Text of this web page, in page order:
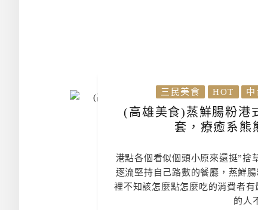
三民美食 HOT 中
(高雄美食)蒸鮮腸粉港
套，療癒系熊
港點各個看似個頭小原來還挺”捨
逐流堅持自己路數的餐廳，蒸鮮
裡不知該怎麼點怎麼吃的消費者
的人